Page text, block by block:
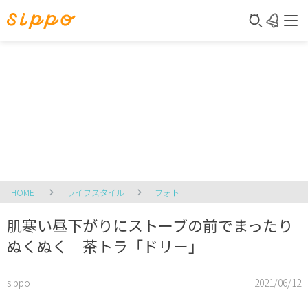
HOME ライフスタイル フォト
肌寒い昼下がりにストーブの前でまったり
ぬくぬく 茶トラ「ドリー」
sippo 2021/06/12